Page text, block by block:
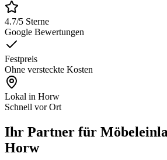
4.7/5 Sterne
Google Bewertungen
Festpreis
Ohne versteckte Kosten
Lokal in Horw
Schnell vor Ort
Ihr Partner für
Horw